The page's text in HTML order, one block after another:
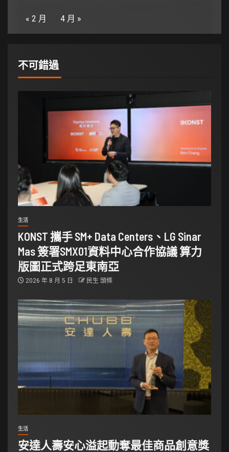
« 2 月 4 月 »
不可錯過
生活
KONST 攜手 SM+ Data Centers、LG Sinar
Mas 簽署SMX01資料中心合作協議 算力
版圖正式跨足東南亞
2026 年 8 月 5 日 民生 頭條
生活
安達人壽安心溢起動奪最佳商品創意獎